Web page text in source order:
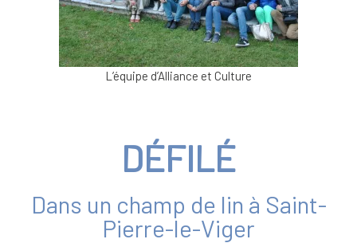
L’équipe d’Alliance et Culture
DÉFILÉ
Dans un champ de lin à Saint-
Pierre-le-Viger